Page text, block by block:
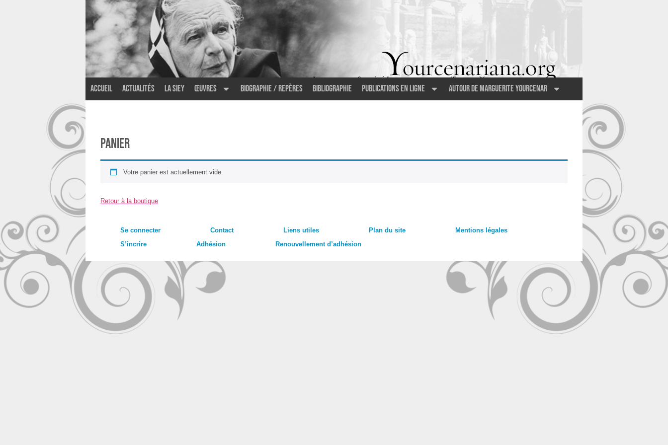
Accueil Actualités La SIEY Œuvres Biographie / Repères Bibliographie Publications en ligne Autour de Marguerite Yourcenar
Panier
Votre panier est actuellement vide.
Retour à la boutique
Se connecter Contact Liens utiles Plan du site
Mentions légales
S’incrire
Adhésion Renouvellement d’adhésion